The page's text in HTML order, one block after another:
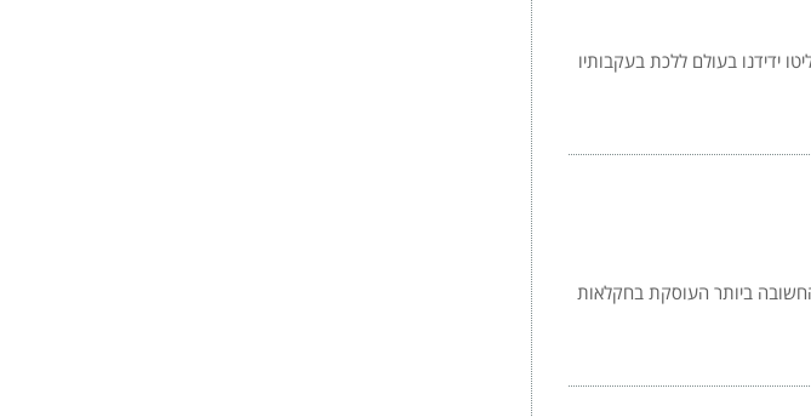
ידידנו בעולם ללכת בעקבותיו
השנתית החשובה ביותר העוסקת בחקלאות